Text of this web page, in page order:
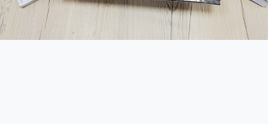
Motorola edge 70 pro 及 moto g37 power上市，登錄在送飛
近八千元的 Soundcore Liberty 5 Pro Max，有螢幕的耳機會
ASUS Pad 全面應援 Me Time，加碼愛奇藝黃金雙周卡體驗
榮耀 HONOR 600 Pro x MOLLY Limited Edition 限量版開賣